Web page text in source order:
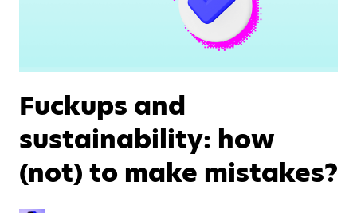
Fuckups and
sustainability: how
(not) to make mistakes?